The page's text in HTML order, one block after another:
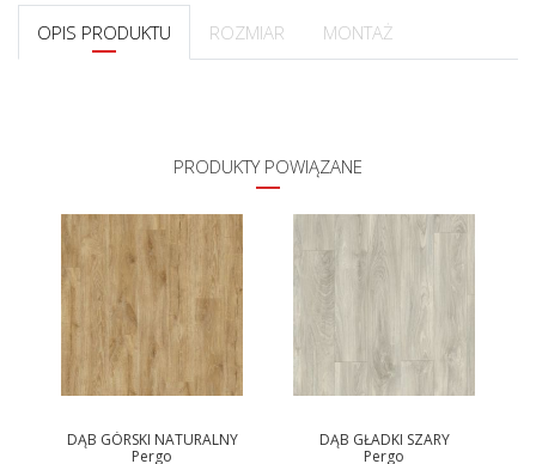
OPIS PRODUKTU ROZMIAR MONTAŻ
PRODUKTY POWIĄZANE
DĄB GÓRSKI NATURALNY
Pergo
DĄB GŁADKI SZARY
Pergo